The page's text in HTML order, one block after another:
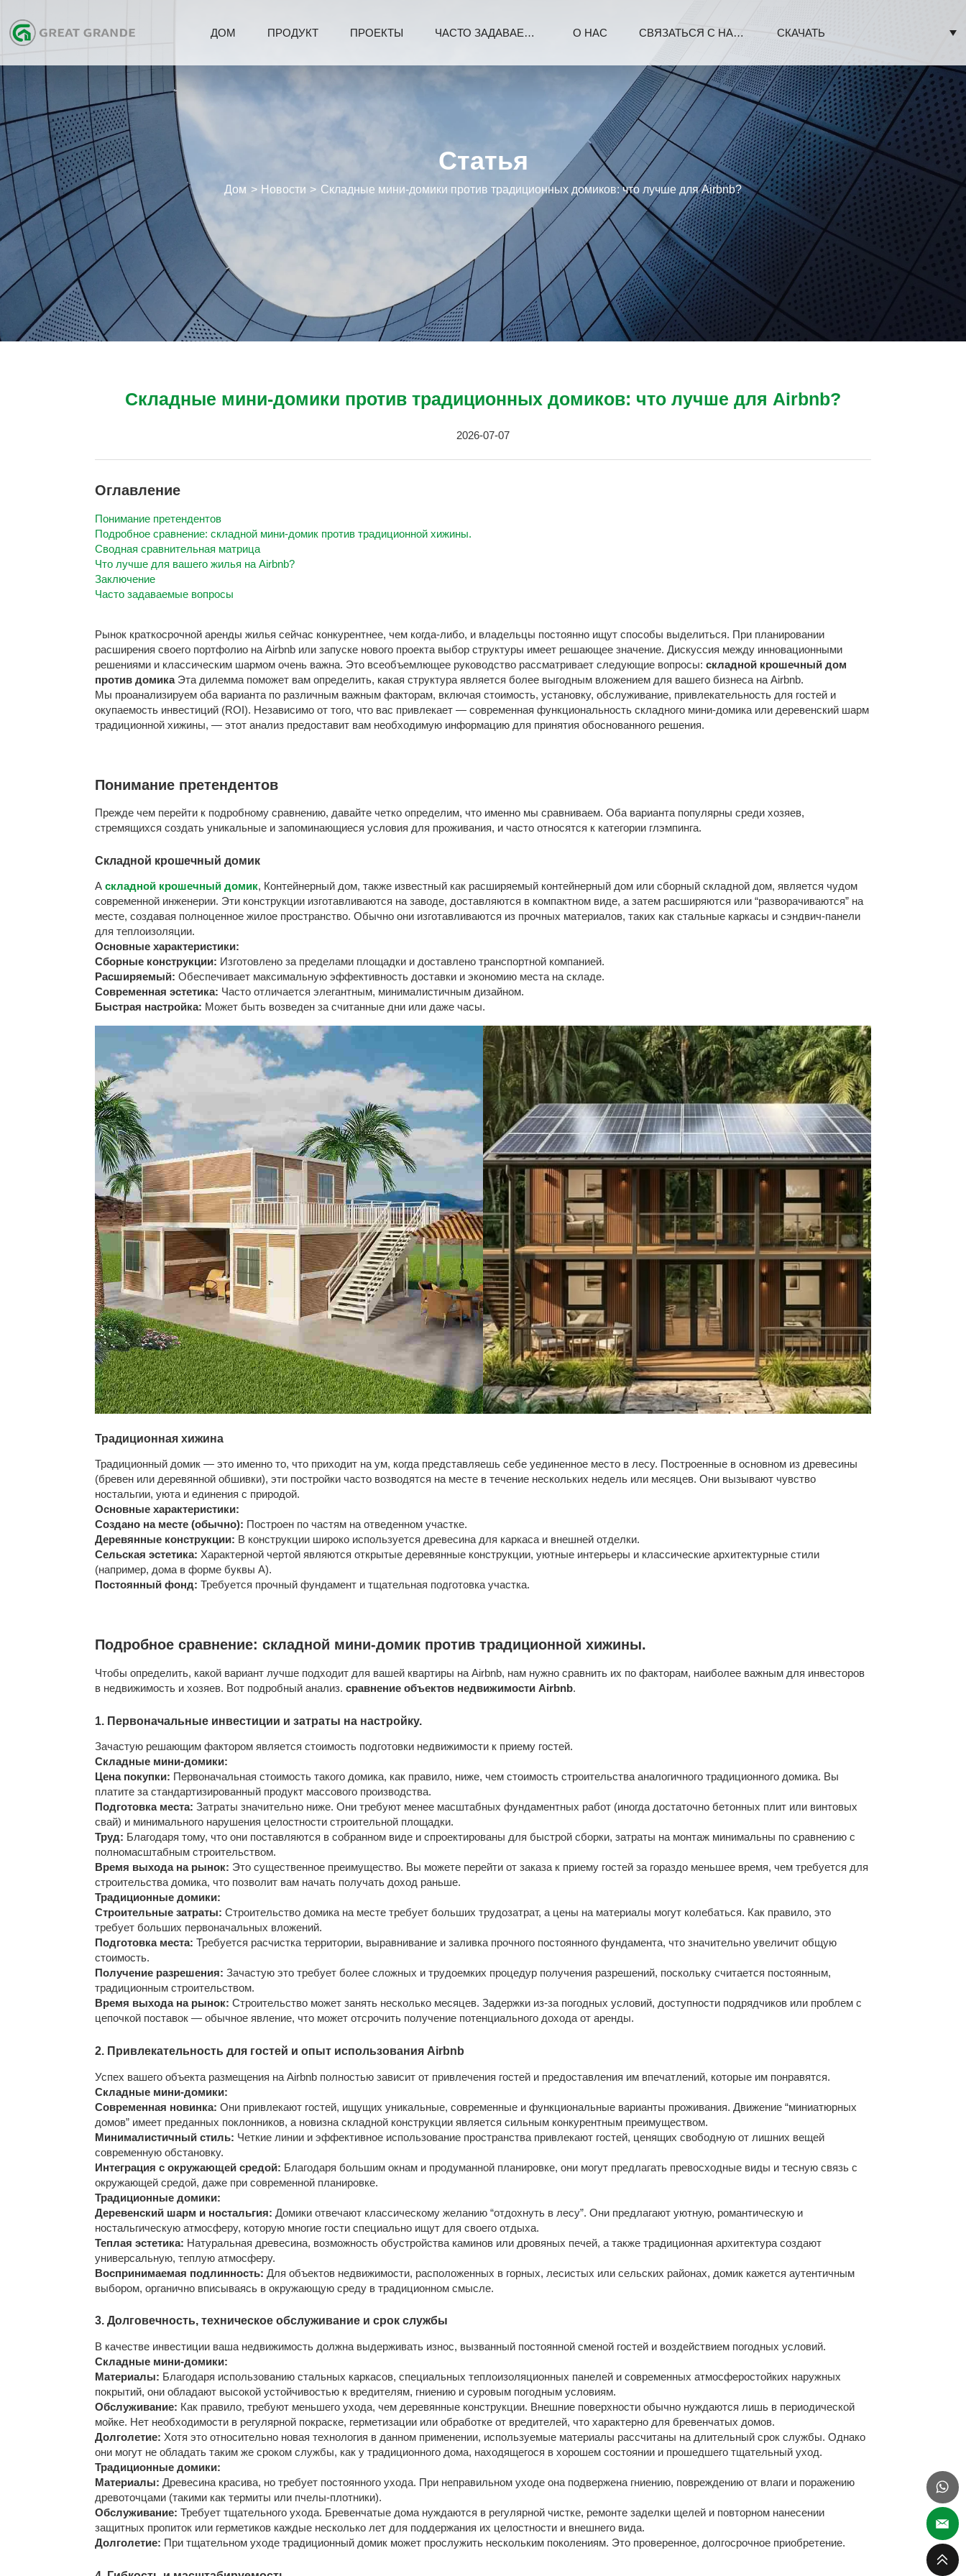
ДОМ ПРОДУКТ ПРОЕКТЫ ЧАСТО ЗАДАВАЕМЫЕ ВОПРОСЫ О НАС СВЯЗАТЬСЯ С НАМИ СКАЧАТЬ
Статья
Дом Новости Складные мини-домики против традиционных домиков: что лучше для Airbnb?
Складные мини-домики против традиционных домиков: что лучше для Airbnb?
2026-07-07
Оглавление
Понимание претендентов
Подробное сравнение: складной мини-домик против традиционной хижины.
Сводная сравнительная матрица
Что лучше для вашего жилья на Airbnb?
Заключение
Часто задаваемые вопросы
Рынок краткосрочной аренды жилья сейчас конкурентнее, чем когда-либо, и владельцы постоянно ищут способы выделиться. При планировании
расширения своего портфолио на Airbnb или запуске нового проекта выбор структуры имеет решающее значение. Дискуссия между инновационными
решениями и классическим шармом очень важна. Это всеобъемлющее руководство рассматривает следующие вопросы: складной крошечный дом
против домикаЭта дилемма поможет вам определить, какая структура является более выгодным вложением для вашего бизнеса на Airbnb.
Мы проанализируем оба варианта по различным важным факторам, включая стоимость, установку, обслуживание, привлекательность для гостей и
окупаемость инвестиций (ROI). Независимо от того, что вас привлекает — современная функциональность складного мини-домика или деревенский шарм
традиционной хижины, — этот анализ предоставит вам необходимую информацию для принятия обоснованного решения.
Понимание претендентов
Прежде чем перейти к подробному сравнению, давайте четко определим, что именно мы сравниваем. Оба варианта популярны среди хозяев,
стремящихся создать уникальные и запоминающиеся условия для проживания, и часто относятся к категории глэмпинга.
Складной крошечный домик
А складной крошечный домик, Контейнерный дом, также известный как расширяемый контейнерный дом или сборный складной дом, является чудом
современной инженерии. Эти конструкции изготавливаются на заводе, доставляются в компактном виде, а затем расширяются или “разворачиваются” на
месте, создавая полноценное жилое пространство. Обычно они изготавливаются из прочных материалов, таких как стальные каркасы и сэндвич-панели
для теплоизоляции.
Основные характеристики:
Сборные конструкции: Изготовлено за пределами площадки и доставлено транспортной компанией.
Расширяемый: Обеспечивает максимальную эффективность доставки и экономию места на складе.
Современная эстетика: Часто отличается элегантным, минималистичным дизайном.
Быстрая настройка: Может быть возведен за считанные дни или даже часы.
Традиционная хижина
Традиционный домик — это именно то, что приходит на ум, когда представляешь себе уединенное место в лесу. Построенные в основном из древесины
(бревен или деревянной обшивки), эти постройки часто возводятся на месте в течение нескольких недель или месяцев. Они вызывают чувство
ностальгии, уюта и единения с природой.
Основные характеристики:
Создано на месте (обычно): Построен по частям на отведенном участке.
Деревянные конструкции: В конструкции широко используется древесина для каркаса и внешней отделки.
Сельская эстетика: Характерной чертой являются открытые деревянные конструкции, уютные интерьеры и классические архитектурные стили
(например, дома в форме буквы А).
Постоянный фонд: Требуется прочный фундамент и тщательная подготовка участка.
Подробное сравнение: складной мини-домик против традиционной хижины.
Чтобы определить, какой вариант лучше подходит для вашей квартиры на Airbnb, нам нужно сравнить их по факторам, наиболее важным для инвесторов
в недвижимость и хозяев. Вот подробный анализ. сравнение объектов недвижимости Airbnb.
1. Первоначальные инвестиции и затраты на настройку.
Зачастую решающим фактором является стоимость подготовки недвижимости к приему гостей.
Складные мини-домики:
Цена покупки: Первоначальная стоимость такого домика, как правило, ниже, чем стоимость строительства аналогичного традиционного домика. Вы
платите за стандартизированный продукт массового производства.
Подготовка места: Затраты значительно ниже. Они требуют менее масштабных фундаментных работ (иногда достаточно бетонных плит или винтовых
свай) и минимального нарушения целостности строительной площадки.
Труд: Благодаря тому, что они поставляются в собранном виде и спроектированы для быстрой сборки, затраты на монтаж минимальны по сравнению с
полномасштабным строительством.
Время выхода на рынок: Это существенное преимущество. Вы можете перейти от заказа к приему гостей за гораздо меньшее время, чем требуется для
строительства домика, что позволит вам начать получать доход раньше.
Традиционные домики:
Строительные затраты: Строительство домика на месте требует больших трудозатрат, а цены на материалы могут колебаться. Как правило, это
требует больших первоначальных вложений.
Подготовка места: Требуется расчистка территории, выравнивание и заливка прочного постоянного фундамента, что значительно увеличит общую
стоимость.
Получение разрешения: Зачастую это требует более сложных и трудоемких процедур получения разрешений, поскольку считается постоянным,
традиционным строительством.
Время выхода на рынок: Строительство может занять несколько месяцев. Задержки из-за погодных условий, доступности подрядчиков или проблем с
цепочкой поставок — обычное явление, что может отсрочить получение потенциального дохода от аренды.
2. Привлекательность для гостей и опыт использования Airbnb
Успех вашего объекта размещения на Airbnb полностью зависит от привлечения гостей и предоставления им впечатлений, которые им понравятся.
Складные мини-домики:
Современная новинка: Они привлекают гостей, ищущих уникальные, современные и функциональные варианты проживания. Движение “миниатюрных
домов” имеет преданных поклонников, а новизна складной конструкции является сильным конкурентным преимуществом.
Минималистичный стиль: Четкие линии и эффективное использование пространства привлекают гостей, ценящих свободную от лишних вещей
современную обстановку.
Интеграция с окружающей средой: Благодаря большим окнам и продуманной планировке, они могут предлагать превосходные виды и тесную связь с
окружающей средой, даже при современной планировке.
Традиционные домики:
Деревенский шарм и ностальгия: Домики отвечают классическому желанию “отдохнуть в лесу”. Они предлагают уютную, романтическую и
ностальгическую атмосферу, которую многие гости специально ищут для своего отдыха.
Теплая эстетика: Натуральная древесина, возможность обустройства каминов или дровяных печей, а также традиционная архитектура создают
универсальную, теплую атмосферу.
Воспринимаемая подлинность: Для объектов недвижимости, расположенных в горных, лесистых или сельских районах, домик кажется аутентичным
выбором, органично вписываясь в окружающую среду в традиционном смысле.
3. Долговечность, техническое обслуживание и срок службы
В качестве инвестиции ваша недвижимость должна выдерживать износ, вызванный постоянной сменой гостей и воздействием погодных условий.
Складные мини-домики:
Материалы: Благодаря использованию стальных каркасов, специальных теплоизоляционных панелей и современных атмосферостойких наружных
покрытий, они обладают высокой устойчивостью к вредителям, гниению и суровым погодным условиям.
Обслуживание: Как правило, требуют меньшего ухода, чем деревянные конструкции. Внешние поверхности обычно нуждаются лишь в периодической
мойке. Нет необходимости в регулярной покраске, герметизации или обработке от вредителей, что характерно для бревенчатых домов.
Долголетие: Хотя это относительно новая технология в данном применении, используемые материалы рассчитаны на длительный срок службы. Однако
они могут не обладать таким же сроком службы, как у традиционного дома, находящегося в хорошем состоянии и прошедшего тщательный уход.
Традиционные домики:
Материалы: Древесина красива, но требует постоянного ухода. При неправильном уходе она подвержена гниению, повреждению от влаги и поражению
древоточцами (такими как термиты или пчелы-плотники).
Обслуживание: Требует тщательного ухода. Бревенчатые дома нуждаются в регулярной чистке, ремонте заделки щелей и повторном нанесении
защитных пропиток или герметиков каждые несколько лет для поддержания их целостности и внешнего вида.
Долголетие: При тщательном уходе традиционный домик может прослужить нескольким поколениям. Это проверенное, долгосрочное приобретение.